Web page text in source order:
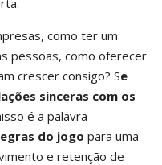
como ter um
pessoas, como oferecer
crescer consigo? Se
sinceras com os
é a palavra-
do jogo para uma
e retenção de